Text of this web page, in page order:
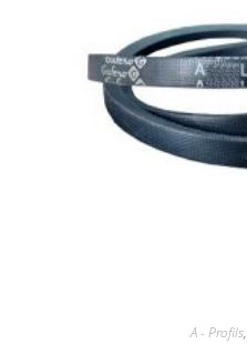
A - Profils,